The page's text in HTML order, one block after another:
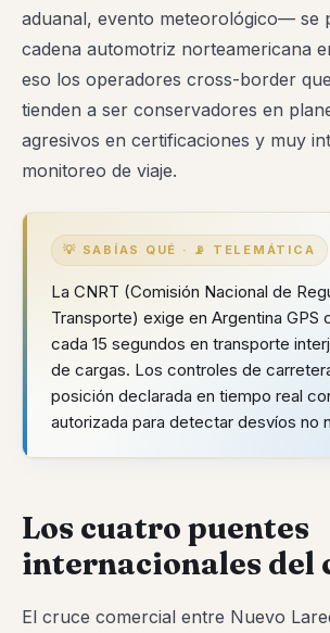
aduanal, evento meteorológico— se
cadena automotriz norteamericana
eso los operadores cross-border
tienden a ser conservadores en
agresivos en certificaciones y muy
monitoreo de viaje.
💡 SABÍAS QUÉ · 📡 TELEMÁTICA
La CNRT (Comisión Nacional de
Transporte) exige en Argentina GPS
cada 15 segundos en transporte
de cargas. Los controles de
posición declarada en tiempo real
autorizada para detectar desvíos no
Los cuatro puentes
internacionales del
El cruce comercial entre Nuevo